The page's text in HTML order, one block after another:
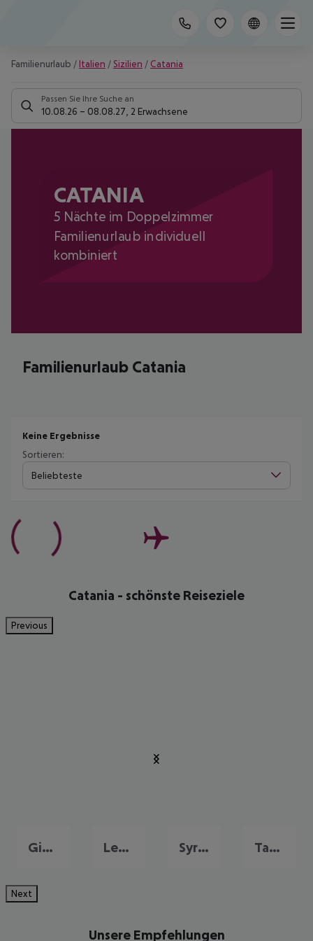
Familienurlaub / Italien / Sizilien / Catania
Passen Sie Ihre Suche an
10.08.26 – 08.08.27 2 Erwachsene
CATANIA
5 Nächte im Doppelzimmer
Familienurlaub individuell
kombiniert
Familienurlaub Catania
Keine Ergebnisse
Sortieren:
Beliebteste
Catania - schönste Reiseziele
Previous
Giardini-Naxos Letojanni Syrakus Taormina
Next
Unsere Empfehlungen